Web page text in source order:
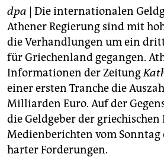
berlin
nord
wahrheit
verlag
verlag
veranstaltungen
dpa | Die internationalen
Athener Regierung sind mit
die Verhandlungen um ein
für Griechenland gegangen.
Informationen der Zeitung
einer ersten Tranche die
Milliarden Euro. Auf der
die Geldgeber der griechischen
Medienberichten vom Sonntag
harter Forderungen.